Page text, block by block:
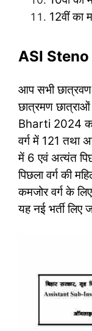
12वीं का
ASI
आप सभी छात्रवण
छात्रमण
Bharti 2024
वर्ग में 121 तथा
में 6 एवं अत्यंत
पिछला वर्ग की
कमजोर वर्ग के
यह नई भर्ती लिए